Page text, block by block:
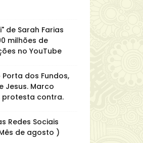
de Sarah Farias
milhões de
no YouTube
dos Fundos,
Jesus. Marco
protesta contra.
Redes Sociais
de agosto )